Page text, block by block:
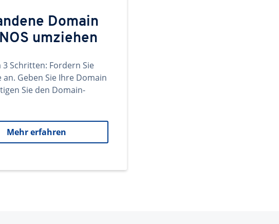
Domain
umziehen
3 Schritten: Fordern Sie
an. Geben Sie Ihre Domain
Sie den Domain-
Mehr erfahren